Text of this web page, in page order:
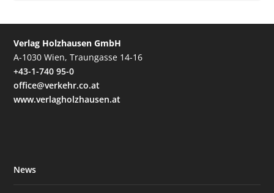
Verlag Holzhausen GmbH
A-1030 Wien, Traungasse 14-16
+43-1-740 95-0
office@verkehr.co.at
www.verlagholzhausen.at
News